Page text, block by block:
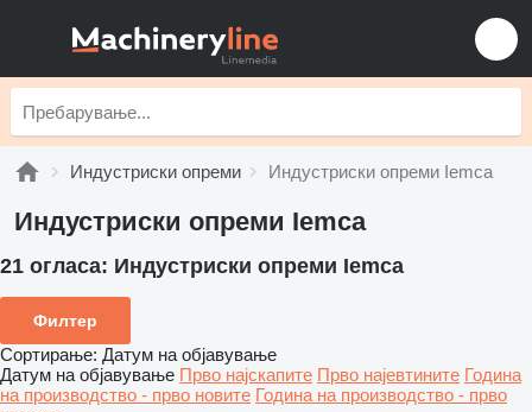
Индустриски опреми Индустриски опреми Iemca
Индустриски опреми Iemca
21 огласа: Индустриски опреми Iemca
Филтер
Сортирање: Датум на објавување
Датум на објавување Прво најскапите Прво најевтините Година
на производство - прво новите Година на производство - прво